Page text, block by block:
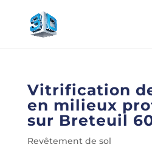
Vitrification
en milieux
sur Breteuil
Revêtement de sol